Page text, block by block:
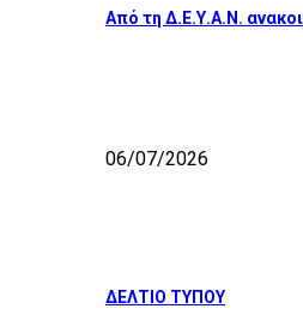
Από τη Δ.Ε.Υ.Α.Ν.
06/07/2026
ΔΕΛΤΙΟ ΤΥΠΟΥ